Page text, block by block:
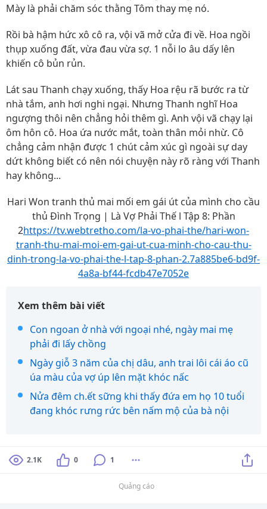
Mày là phải chăm sóc thằng Tôm thay mẹ nó.
Rồi bà hậm hức xô cô ra, vội vã mở cửa đi về. Hoa ngồi
thụp xuống đất, vừa đau vừa sợ. 1 nỗi lo âu dấy lên
khiến cô bủn rủn.
Lát sau Thanh chạy xuống, thấy Hoa rệu rã bước ra từ
nhà tắm, anh hơi nghi ngại. Nhưng Thanh nghĩ Hoa
ngượng thôi nên chẳng hỏi thêm gì. Anh vội vã chạy lại
ôm hôn cô. Hoa ứa nước mắt, toàn thân mỏi nhừ. Cô
chẳng cảm nhận được 1 chút cảm xúc gì ngoài sự day
dứt không biết có nên nói chuyện này rõ ràng với Thanh
hay không...
Hari Won tranh thủ mai mối em gái út của mình cho cầu
thủ Đình Trọng | Là Vợ Phải Thế l Tập 8: Phần
2https://tv.webtretho.com/la-vo-phai-the/hari-won-
tranh-thu-mai-moi-em-gai-ut-cua-minh-cho-cau-thu-
dinh-trong-la-vo-phai-the-l-tap-8-phan-2.7a885be6-bd9f-
4a8a-bf44-fcdb47e7052e
Xem thêm bài viết
Con ngoan ở nhà với ngoại nhé, ngày mai mẹ
phải đi lấy chồng
Ngày giỗ 3 năm của chị dâu, anh trai lôi cái áo cũ
úa màu của vợ úp lên mặt khóc nấc
Nửa đêm ch.ết sững khi thấy đứa em họ 10 tuổi
đang khóc rưng rức bên nấm mộ của bà nội
2.1K 0 1
Quảng cáo